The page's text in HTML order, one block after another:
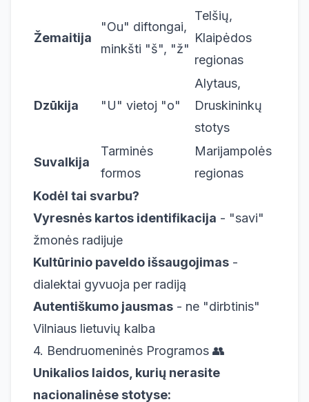
Žemaitija
"Ou" diftongai,
minkšti "š", "ž"
Telšių,
Klaipėdos
regionas
Dzūkija "U" vietoj "o"
Alytaus,
Druskininkų
stotys
Suvalkija
Tarminės
formos
Marijampolės
regionas
Kodėl tai svarbu?
Vyresnės kartos identifikacija - "savi"
žmonės radijuje
Kultūrinio paveldo išsaugojimas -
dialektai gyvuoja per radiją
Autentiškumo jausmas - ne "dirbtinis"
Vilniaus lietuvių kalba
4. Bendruomeninės Programos 👥
Unikalios laidos, kurių nerasite
nacionalinėse stotyse: